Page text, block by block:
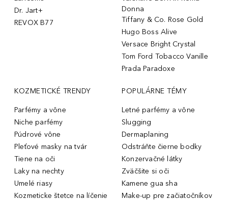
Dr. Jart+
REVOX B77
Donna
Tiffany & Co. Rose Gold
Hugo Boss Alive
Versace Bright Crystal
Tom Ford Tobacco Vanille
Prada Paradoxe
KOZMETICKÉ TRENDY
Parfémy a vône
Niche parfémy
Púdrové vône
Pleťové masky na tvár
Tiene na oči
Laky na nechty
Umelé riasy
Kozmeticke štetce na líčenie
POPULÁRNE TÉMY
Letné parfémy a vône
Slugging
Dermaplaning
Odstráňte čierne bodky
Konzervačné látky
Zväčšite si oči
Kamene gua sha
Make-up pre začiatočníkov